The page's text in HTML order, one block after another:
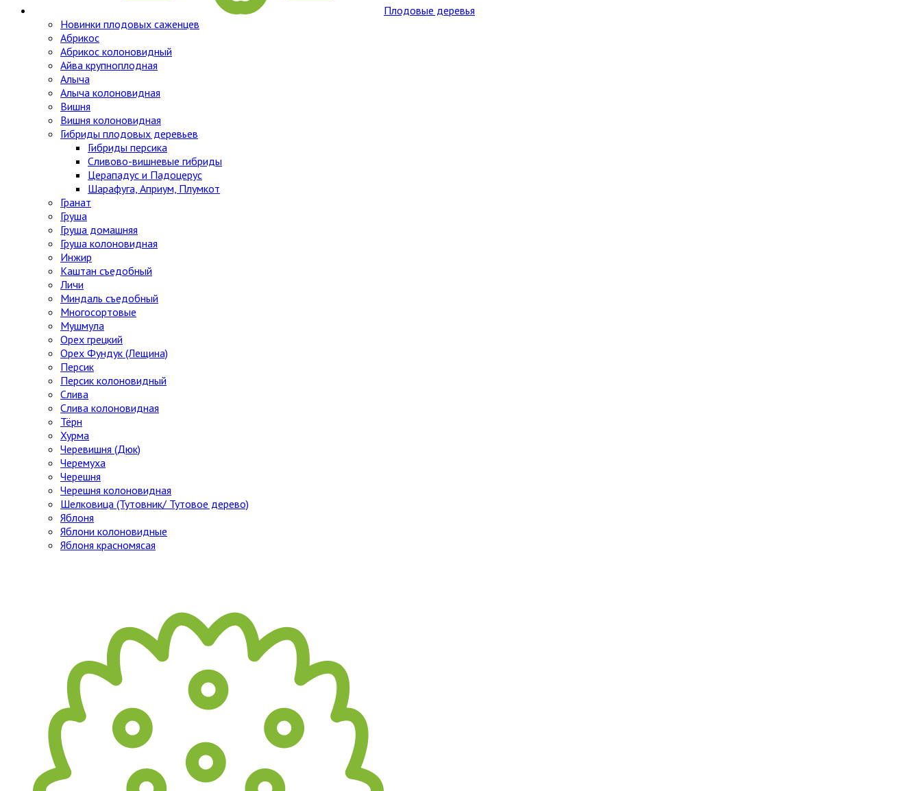
Плодовые деревья
Новинки плодовых саженцев
Абрикос
Абрикос колоновидный
Айва крупноплодная
Алыча
Алыча колоновидная
Вишня
Вишня колоновидная
Гибриды плодовых деревьев
Гибриды персика
Сливово-вишневые гибриды
Церападус и Падоцерус
Шарафуга, Априум, Плумкот
Гранат
Груша
Груша домашняя
Груша колоновидная
Инжир
Каштан съедобный
Личи
Миндаль съедобный
Многосортовые
Мушмула
Орех грецкий
Орех Фундук (Лещина)
Персик
Персик колоновидный
Слива
Слива колоновидная
Тёрн
Хурма
Черевишня (Дюк)
Черемуха
Черешня
Черешня колоновидная
Шелковица (Тутовник/ Тутовое дерево)
Яблоня
Яблони колоновидные
Яблоня красномясая